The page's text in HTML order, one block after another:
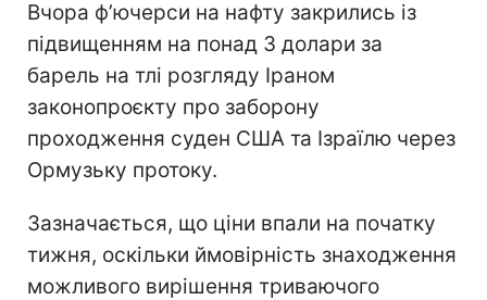
Вчора ф’ючерси на нафту закрились із
підвищенням на понад 3 долари за
барель на тлі розгляду Іраном
законопроєкту про заборону
проходження суден США та Ізраїлю через
Ормузьку протоку.
Зазначається, що ціни впали на початку
тижня, оскільки ймовірність знаходження
можливого вирішення триваючого